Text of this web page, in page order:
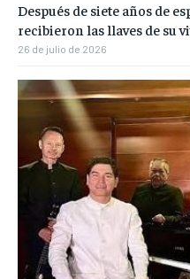
Después de siete años de
recibieron las llaves de su
26 de julio de 2026